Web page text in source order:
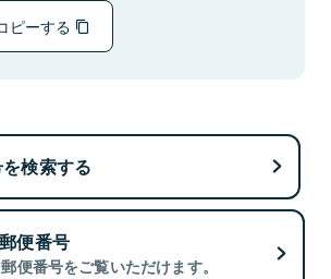
ピーする
検索する
便番号
便番号をご覧いただけます。